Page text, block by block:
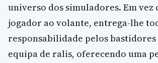
universo dos simuladores. Em vez
jogador ao volante, entrega-lhe
responsabilidade pelos bastidores
equipa de ralis, oferecendo uma